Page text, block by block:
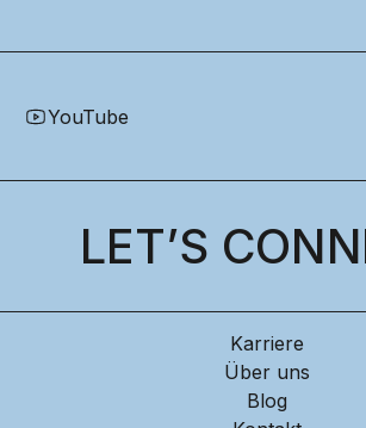
YouTube
LET’S
Karriere
Über uns
Blog